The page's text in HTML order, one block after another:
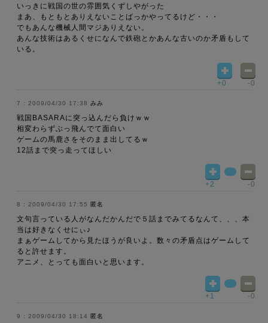
いっきに戦国の世の雰囲気くずしやがった
まあ、もともとありえないことばっかやってるけど・・・
でもあんな機械人間マジありえない。
あんな技術はあるくせになんで鉄砲とかあんな古いのか矛盾もして
いる。
+0 -0
2009/04/30 17:38 みみ
戦国BASARAに突っ込んだら負けｗｗ
相変わらずぶっ飛んでて面白い
ゲームの馬鹿さをそのまま出してるｗ
12話まで突っ走ってほしい
+2 -0
2009/04/30 17:55 匿名
文句言っている人がなんだかんだで５話までみてるなんて、、、本
当は好きなくせにぃ♪
まぁゲームしてから見たほうが良いよ。数々の矛盾点はゲームして
ると許せます。
アニメ、とっても面白いと思います。
+1 -0
2009/04/30 18:14 匿名